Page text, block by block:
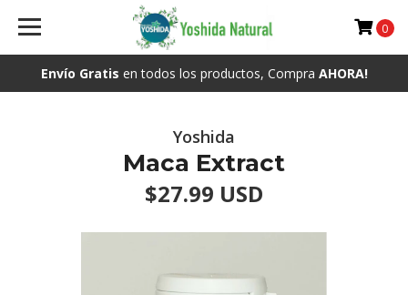
Envío Gratis en todos los productos, Compra AHORA!
0
Yoshida
Maca Extract
$27.99 USD